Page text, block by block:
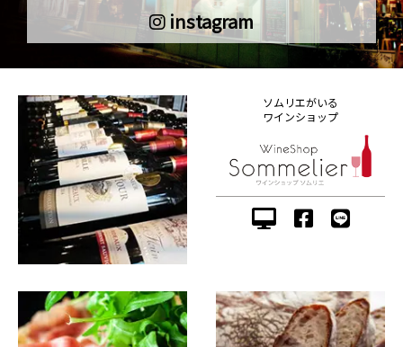
instagram
ソムリエがいる
ワインショップ